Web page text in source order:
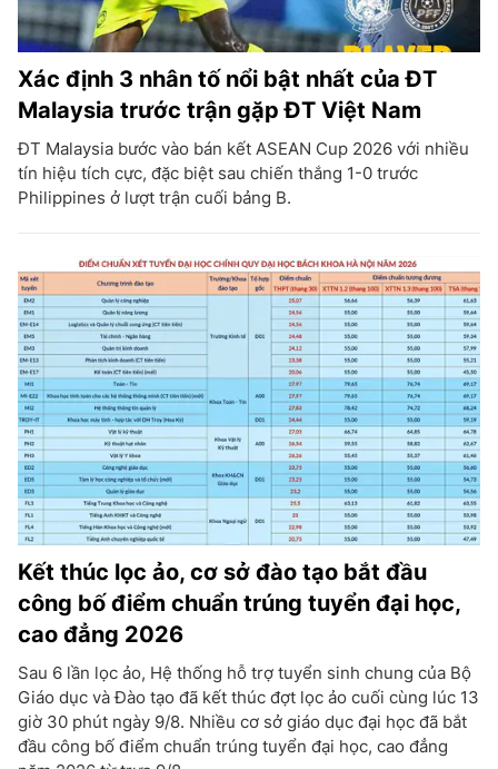
Xác định 3 nhân tố nổi bật nhất của ĐT
Malaysia trước trận gặp ĐT Việt Nam
ĐT Malaysia bước vào bán kết ASEAN Cup 2026 với nhiều
tín hiệu tích cực, đặc biệt sau chiến thắng 1-0 trước
Philippines ở lượt trận cuối bảng B.
Kết thúc lọc ảo, cơ sở đào tạo bắt đầu
công bố điểm chuẩn trúng tuyển đại học,
cao đẳng 2026
Sau 6 lần lọc ảo, Hệ thống hỗ trợ tuyển sinh chung của Bộ
Giáo dục và Đào tạo đã kết thúc đợt lọc ảo cuối cùng lúc 13
giờ 30 phút ngày 9/8. Nhiều cơ sở giáo dục đại học đã bắt
đầu công bố điểm chuẩn trúng tuyển đại học, cao đẳng